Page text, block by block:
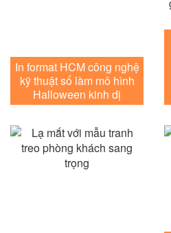
In format HCM công nghệ
kỹ thuật số làm mô hình
Halloween kinh dị